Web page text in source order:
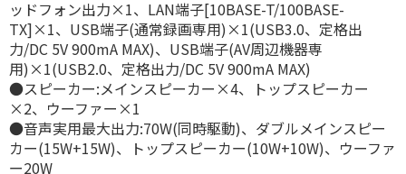
ッドフォン出力×1、LAN端子[10BASE-T/100BASE-
TX]×1、USB端子(通常録画専用)×1(USB3.0、定格出
力/DC 5V 900mA MAX)、USB端子(AV周辺機器専
用)×1(USB2.0、定格出力/DC 5V 900mA MAX)
●スピーカー:メインスピーカー×4、トップスピーカー
×2、ウーファー×1
●音声実用最大出力:70W(同時駆動)、ダブルメインスピー
カー(15W+15W)、トップスピーカー(10W+10W)、ウーファ
ー20W